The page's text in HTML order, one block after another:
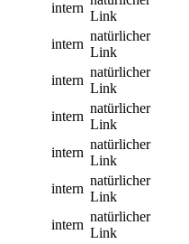
intern
Link
intern
natürlicher
Link
intern
natürlicher
Link
intern
natürlicher
Link
intern
natürlicher
Link
intern
natürlicher
Link
intern
natürlicher
Link